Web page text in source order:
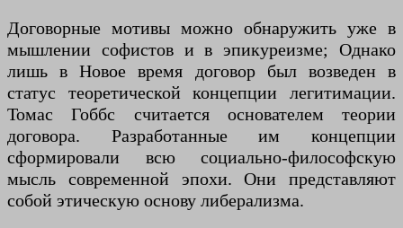
Договорные мотивы можно обнаружить уже в
мышлении софистов и в эпикуреизме; Однако
лишь в Новое время договор был возведен в
статус теоретической концепции легитимации.
Томас Гоббс считается основателем теории
договора. Разработанные им концепции
сформировали всю социально-философскую
мысль современной эпохи. Они представляют
собой этическую основу либерализма.